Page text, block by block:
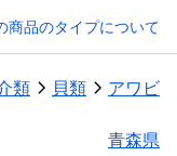
商品のタイプについて
類 貝類 アワビ
青森県